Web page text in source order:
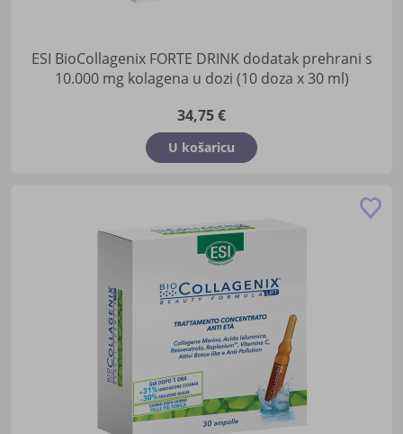
ESI BioCollagenix FORTE DRINK dodatak prehrani s
10.000 mg kolagena u dozi (10 doza x 30 ml)
34,75 €
U košaricu